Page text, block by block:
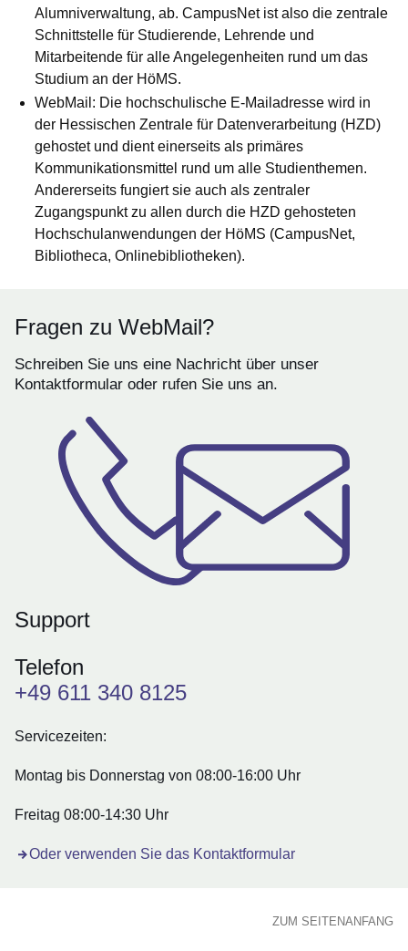
Alumniverwaltung, ab. CampusNet ist also die zentrale
Schnittstelle für Studierende, Lehrende und
Mitarbeitende für alle Angelegenheiten rund um das
Studium an der HöMS.
WebMail: Die hochschulische E-Mailadresse wird in
der Hessischen Zentrale für Datenverarbeitung (HZD)
gehostet und dient einerseits als primäres
Kommunikationsmittel rund um alle Studienthemen.
Andererseits fungiert sie auch als zentraler
Zugangspunkt zu allen durch die HZD gehosteten
Hochschulanwendungen der HöMS (CampusNet,
Bibliotheca, Onlinebibliotheken).
Fragen zu WebMail?
Schreiben Sie uns eine Nachricht über unser
Kontaktformular oder rufen Sie uns an.
Support
Telefon
+49 611 340 8125
Servicezeiten:
Montag bis Donnerstag von 08:00-16:00 Uhr
Freitag 08:00-14:30 Uhr
Oder verwenden Sie das Kontaktformular
Öffnet sich in einem neuen Fenster
ZUM SEITENANFANG